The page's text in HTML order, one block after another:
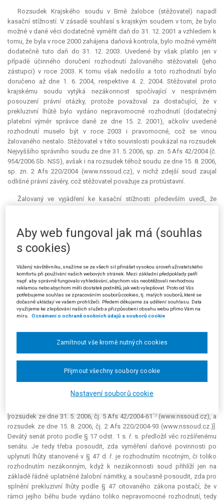
Rozsudek Krajského soudu v Brně žalobce (stěžovatel) napadl
kasační stížností. V zásadě souhlasí s krajským soudem v tom, že bylo
možné v dané věci dodatečně vyměřit daň do 31. 12. 2001 a vzhledem k
tomu, že byla v roce 2000 zahájena daňová kontrola, bylo možné vyměřit
dodatečně tuto daň do 31. 12. 2003. Uvedené by však platilo jen v
případě účinného doručení rozhodnutí žalovaného stěžovateli (jeho
zástupci) v roce 2003. K tomu však nedošlo a toto rozhodnutí bylo
doručeno až dne 1. 6. 2004, respektive 4. 2. 2004. Stěžovatel proto
krajskému soudu vytýká nezákonnost spočívající v nesprávném
posouzení právní otázky, protože považoval za dostačující, že v
prekluzivní lhůtě bylo vydáno nepravomocné rozhodnutí (dodatečný
platební výměr správce daně ze dne 15. 2. 2001), ačkoliv uvedené
rozhodnutí muselo být v roce 2003 i pravomocné, což se vinou
žalovaného nestalo. Stěžovatel v této souvislosti poukázal na rozsudek
Nejvyššího správního soudu ze dne 31. 5. 2006, sp. zn. 5 Afs 42/2004 (č.
954/2006 Sb. NSS), avšak i na rozsudek téhož soudu ze dne 15. 8. 2006,
sp. zn. 2 Afs 220/2004 (www.nssoud.cz), v nichž zdejší soud zaujal
odlišné právní závěry, což stěžovatel považuje za protiústavní.
Žalovaný ve vyjádření ke kasační stížnosti především uvedl, že
kasační stížnost je tedy nepřípustná a měla by být odmítnuta. Přes tento
svůj názor považoval žalovaný za nezbytné připomenout, že daňový řád
nestanoví lhůtu, ve které musí být rozhodnutí správce daně jeho
doručeno, případně vypraveno. Nezanikne-li v této době právo správce
daně např. daň vyměřit, nespojuje zákon s takovou případnou prodlevou
obecně žádné právní následky.
Při předběžné poradě v dané věci dospěl devátý senát Nejvyššího
správního soudu, jemuž byla věc v souladu s rozvrhem práce přidělena,
104 (www.nssoud.cz). První senát Nejvyššího správního soudu v
práva vyměřit daň povinen přihlížet
ex offo
. Devátý senát dále při
rozhodování o kasační stížnosti v této věci musí řešit otázku, zda pro
nepravomocné rozhodnutí, tedy rozhodnutí správce daně I. stupně.
[rozsudek ze dne 31. 5. 2006, čj. 5 Afs 42/2004-61 *) (www.nssoud.cz), a
rozsudek ze dne 15. 8. 2006, čj. 2 Afs 220/2004-93 (www.nssoud.cz.)].
Devátý senát proto podle § 17 odst. 1 s. ř. s. předložil věc rozšířenému
senátu. Je tedy třeba posoudit, zda vyměření daňové povinnosti po
uplynutí lhůty stanovené v § 47 d. ř. je rozhodnutím nicotným, či toliko
rozhodnutím nezákonným, když k nezákonnosti soud přihlíží jen na
základě řádně uplatněné žalobní námitky, a současně posoudit, zda pro
splnění prekluzivní lhůty podle § 47 citovaného zákona postačí, že v
rámci jejího běhu bude vydáno toliko nepravomocné rozhodnutí, tedy
Aby web fungoval jak má (souhlas
s cookies)
Vážený návštěvníku, snažíme se ze všech sil přinášet vysokou úroveň uživatelského
komfortu při používání našich webových stránek. Mezi základní předpoklady patří
např. aby správně fungovalo vyhledávání, abychom vás neobtěžovali nevhodnou
reklamou nebo abychom měli dostatek podnětů, jak web vylepšovat. Proto od Vás
potřebujeme souhlas se zpracováním souborů cookies, tj. malých souborů, které se
dočasně ukládají ve vašem prohlížeči. Předem děkujeme za udělení souhlasu. Data
využijeme ke zlepšování našich služeb a přizpůsobení obsahu webu přímo Vám na
míru. Oznámení o ochraně osobních údajů a souborů cookie
Nastavení souborů cookie
Zamítnout vše kromě nutných cookies
Přijmout všechny soubory cookie